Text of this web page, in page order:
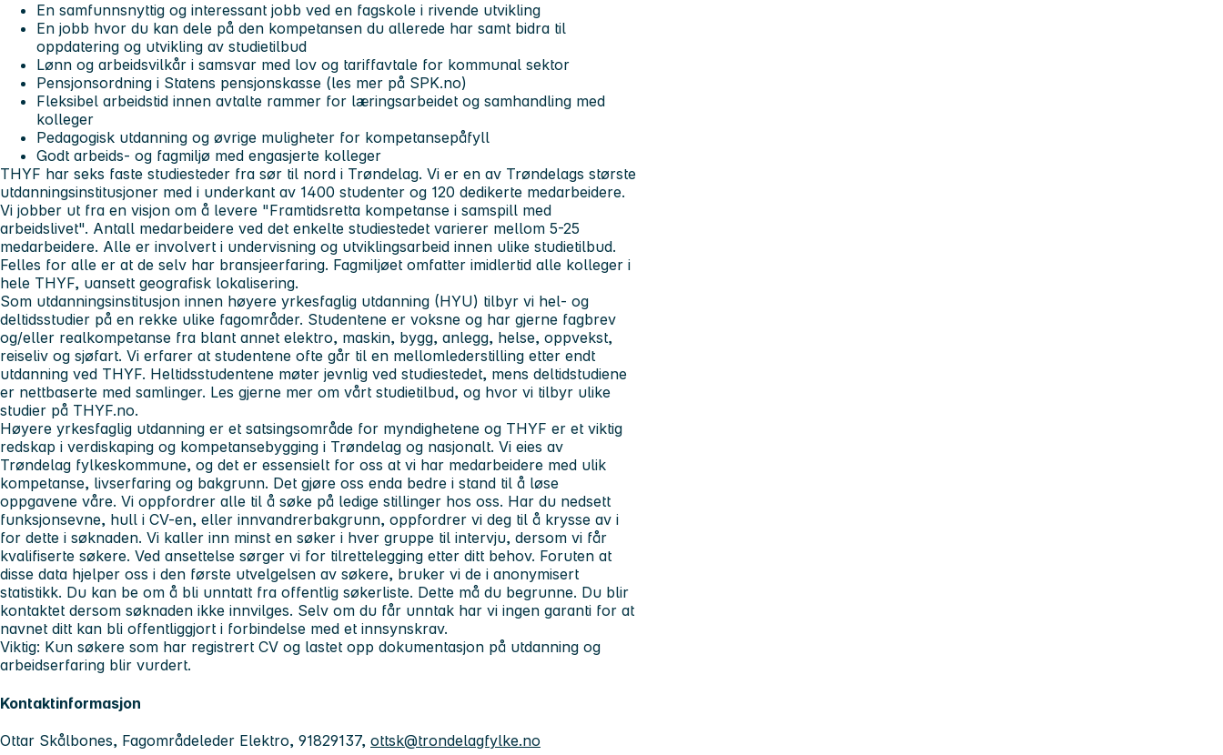
En samfunnsnyttig og interessant jobb ved en fagskole i rivende utvikling
En jobb hvor du kan dele på den kompetansen du allerede har samt bidra til
oppdatering og utvikling av studietilbud
Lønn og arbeidsvilkår i samsvar med lov og tariffavtale for kommunal sektor
Pensjonsordning i Statens pensjonskasse (les mer på SPK.no)
Fleksibel arbeidstid innen avtalte rammer for læringsarbeidet og samhandling med
kolleger
Pedagogisk utdanning og øvrige muligheter for kompetansepåfyll
Godt arbeids- og fagmiljø med engasjerte kolleger
THYF har seks faste studiesteder fra sør til nord i Trøndelag. Vi er en av Trøndelags største
utdanningsinstitusjoner med i underkant av 1400 studenter og 120 dedikerte medarbeidere.
Vi jobber ut fra en visjon om å levere "Framtidsretta kompetanse i samspill med
arbeidslivet". Antall medarbeidere ved det enkelte studiestedet varierer mellom 5-25
medarbeidere. Alle er involvert i undervisning og utviklingsarbeid innen ulike studietilbud.
Felles for alle er at de selv har bransjeerfaring. Fagmiljøet omfatter imidlertid alle kolleger i
hele THYF, uansett geografisk lokalisering.
Som utdanningsinstitusjon innen høyere yrkesfaglig utdanning (HYU) tilbyr vi hel- og
deltidsstudier på en rekke ulike fagområder. Studentene er voksne og har gjerne fagbrev
og/eller realkompetanse fra blant annet elektro, maskin, bygg, anlegg, helse, oppvekst,
reiseliv og sjøfart. Vi erfarer at studentene ofte går til en mellomlederstilling etter endt
utdanning ved THYF. Heltidsstudentene møter jevnlig ved studiestedet, mens deltidstudiene
er nettbaserte med samlinger. Les gjerne mer om vårt studietilbud, og hvor vi tilbyr ulike
studier på THYF.no.
Høyere yrkesfaglig utdanning er et satsingsområde for myndighetene og THYF er et viktig
redskap i verdiskaping og kompetansebygging i Trøndelag og nasjonalt. Vi eies av
Trøndelag fylkeskommune, og det er essensielt for oss at vi har medarbeidere med ulik
kompetanse, livserfaring og bakgrunn. Det gjøre oss enda bedre i stand til å løse
oppgavene våre. Vi oppfordrer alle til å søke på ledige stillinger hos oss. Har du nedsett
funksjonsevne, hull i CV-en, eller innvandrerbakgrunn, oppfordrer vi deg til å krysse av i
for dette i søknaden. Vi kaller inn minst en søker i hver gruppe til intervju, dersom vi får
kvalifiserte søkere. Ved ansettelse sørger vi for tilrettelegging etter ditt behov. Foruten at
disse data hjelper oss i den første utvelgelsen av søkere, bruker vi de i anonymisert
statistikk. Du kan be om å bli unntatt fra offentlig søkerliste. Dette må du begrunne. Du blir
kontaktet dersom søknaden ikke innvilges. Selv om du får unntak har vi ingen garanti for at
navnet ditt kan bli offentliggjort i forbindelse med et innsynskrav.
Viktig: Kun søkere som har registrert CV og lastet opp dokumentasjon på utdanning og
arbeidserfaring blir vurdert.
Kontaktinformasjon
Ottar Skålbones, Fagområdeleder Elektro, 91829137, ottsk@trondelagfylke.no